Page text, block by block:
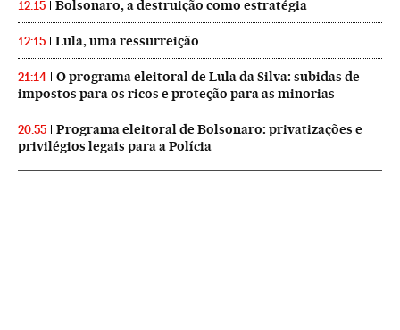
12:15 Bolsonaro, a destruição como estratégia
12:15 Lula, uma ressurreição
21:14
O programa eleitoral de Lula da Silva: subidas de
impostos para os ricos e proteção para as minorias
20:55
Programa eleitoral de Bolsonaro: privatizações e
privilégios legais para a Polícia